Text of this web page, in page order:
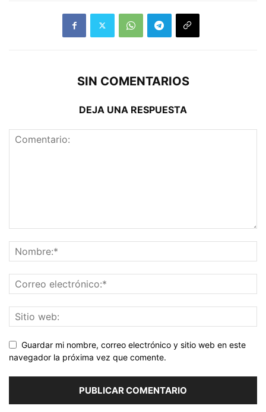
SIN COMENTARIOS
DEJA UNA RESPUESTA
Guardar mi nombre, correo electrónico y sitio web en este
navegador la próxima vez que comente.